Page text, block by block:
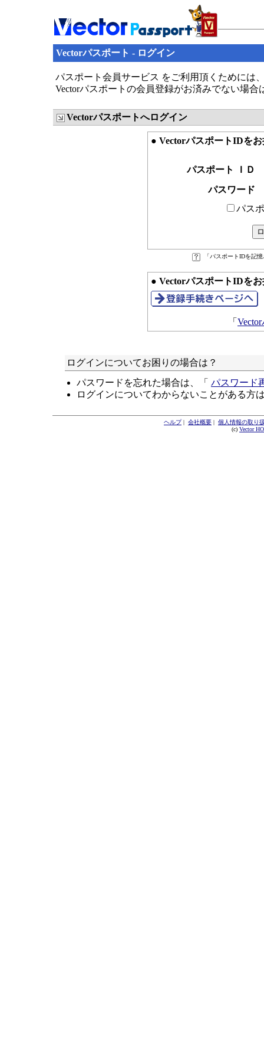
Vectorパスポート - ログイン
パスポート会員サービス をご利用頂くためには
Vectorパスポートの会員登録がお済みでない場
Vectorパスポートへログイン
● VectorパスポートIDを
パスポート ＩＤ
パスワード
パス
「パスポートIDを記
● VectorパスポートIDを
「
ログインについてお困りの場合は？
パスワードを忘れた場合は、「 パスワード
ログインについてわからないことがある方
ヘルプ| 会社概要 | 個人情報の取り
(c) Vector